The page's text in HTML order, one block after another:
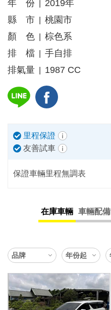
年 份
2019年
縣 市
桃園市
顏 色
棕色系
排 檔
手自排
排氣量
1987 CC
里程保證
友善試車
保證車輛里程無調表
在庫車輛 車輛配備